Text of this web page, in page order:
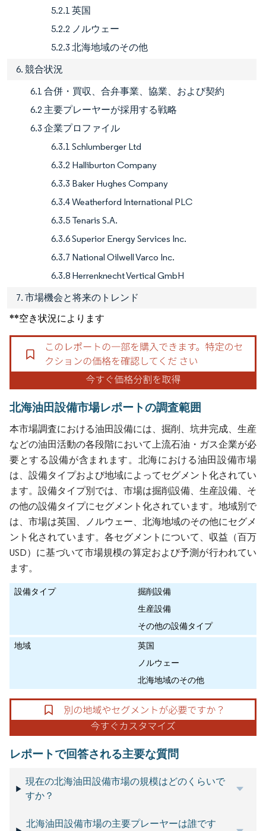
5.2.1 英国
5.2.2 ノルウェー
5.2.3 北海地域のその他
6. 競合状況
6.1 合併・買収、合弁事業、協業、および契約
6.2 主要プレーヤーが採用する戦略
6.3 企業プロファイル
6.3.1 Schlumberger Ltd
6.3.2 Halliburton Company
6.3.3 Baker Hughes Company
6.3.4 Weatherford International PLC
6.3.5 Tenaris S.A.
6.3.6 Superior Energy Services Inc.
6.3.7 National Oilwell Varco Inc.
6.3.8 Herrenknecht Vertical GmbH
7. 市場機会と将来のトレンド
**空き状況によります
北海油田設備市場レポートの調査範囲
本市場調査における油田設備には、掘削、坑井完成、生産
などの油田活動の各段階において上流石油・ガス企業が必
要とする設備が含まれます。北海における油田設備市場
は、設備タイプおよび地域によってセグメント化されてい
ます。設備タイプ別では、市場は掘削設備、生産設備、そ
の他の設備タイプにセグメント化されています。地域別で
は、市場は英国、ノルウェー、北海地域のその他にセグメ
ント化されています。各セグメントについて、収益（百万
USD）に基づいて市場規模の算定および予測が行われてい
ます。
設備タイプ
掘削設備
生産設備
その他の設備タイプ
地域
英国
ノルウェー
北海地域のその他
レポートで回答される主要な質問
現在の北海油田設備市場の規模はどのくらいで
すか？
北海油田設備市場の主要プレーヤーは誰です